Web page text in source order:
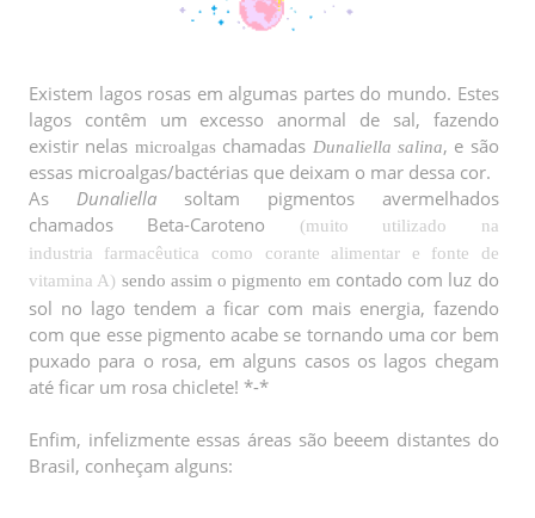
Existem lagos rosas em algumas partes do mundo. Estes
lagos contêm um excesso anormal de sal, fazendo
existirnelas microalgas chamadas Dunaliella salina, e são
essas microalgas/bactérias que deixam o mar dessa cor.
As Dunaliellasoltam pigmentos avermelhados
chamados Beta-Caroteno (muito utilizado na
industria farmacêutica como corante alimentar e fonte de
vitamina A) sendo assim o pigmento em contado com luz do
sol no lago tendem a ficar com mais energia, fazendo
com que esse pigmento acabe se tornando uma cor bem
puxado para o rosa, em alguns casos os lagos chegam
até ficar um rosa chiclete! *-*
Enfim, infelizmente essas áreas são beeem distantes do
Brasil, conheçam alguns: